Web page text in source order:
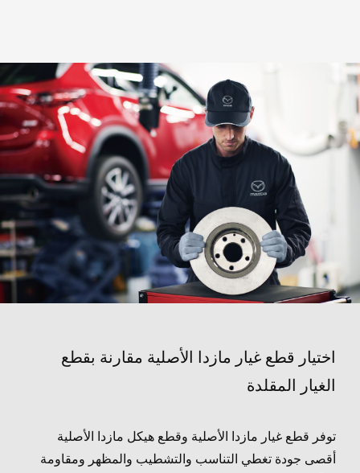
اختيار قطع غيار مازدا الأصلية مقارنة بقطع
الغيار المقلدة
توفر قطع غيار مازدا الأصلية وقطع هيكل مازدا الأصلية
أقصى جودة تغطي التناسب والتشطيب والمظهر ومقاومة